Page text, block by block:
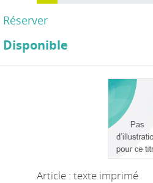
Réserver
Disponible
Article : texte imprimé